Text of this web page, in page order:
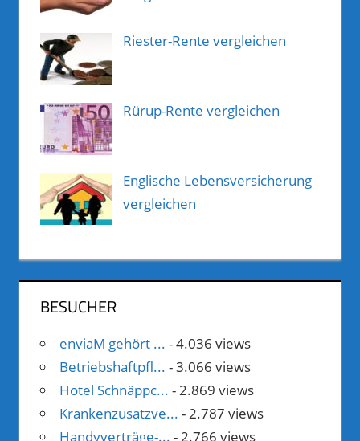
Riester-Rente vergleichen
Rürup-Rente vergleichen
Englische Lebensversicherung
vergleichen
BESUCHER
enviaM gehört ... - 4.036 views
Betriebshaftpfl... - 3.066 views
Hotel Schnäppc... - 2.869 views
Krankenzusatzve... - 2.787 views
Handyverträge-... - 2.766 views